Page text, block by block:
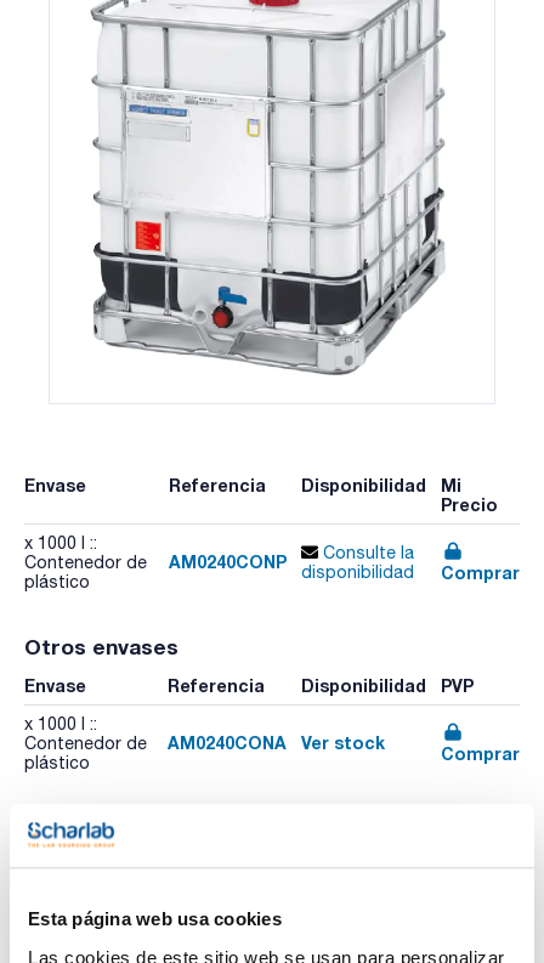
Esta página web usa cookies
Las cookies de este sitio web se usan para personalizar
Envase Referencia Disponibilidad
Mi
Precio
x 1000 l ::
Contenedor de
plástico
AM0240CONP
Consulte la
disponibilidad
Comprar
Otros envases
Envase Referencia Disponibilidad PVP
x 1000 l ::
Contenedor de
plástico
AM0240CONA Ver stock
Comprar
Imprimir ficha de